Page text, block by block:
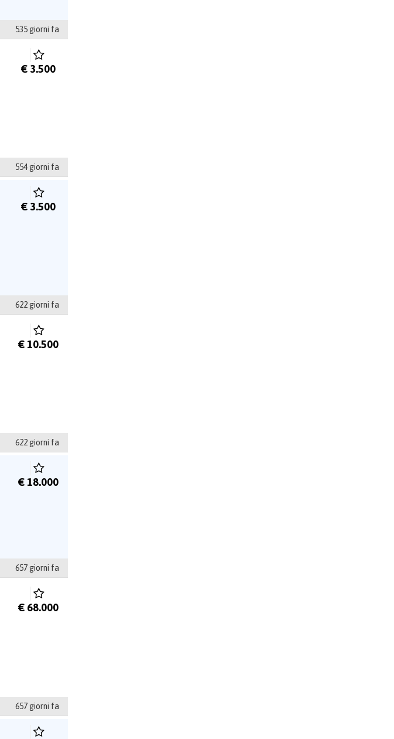
535 giorni fa
€ 3.500
554 giorni fa
€ 3.500
622 giorni fa
€ 10.500
622 giorni fa
€ 18.000
657 giorni fa
€ 68.000
657 giorni fa